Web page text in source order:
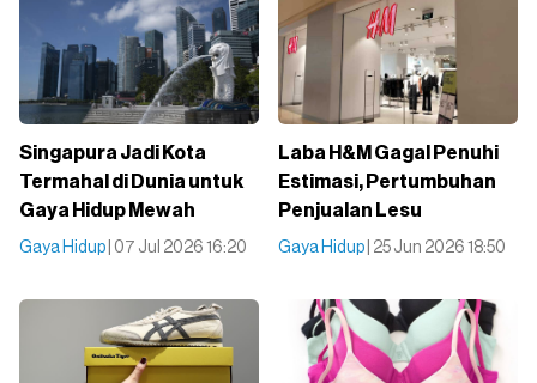
Singapura Jadi Kota
Termahal di Dunia untuk
Gaya Hidup Mewah
Gaya Hidup | 07 Jul 2026 16:20
Laba H&M Gagal Penuhi
Estimasi, Pertumbuhan
Penjualan Lesu
Gaya Hidup | 25 Jun 2026 18:50